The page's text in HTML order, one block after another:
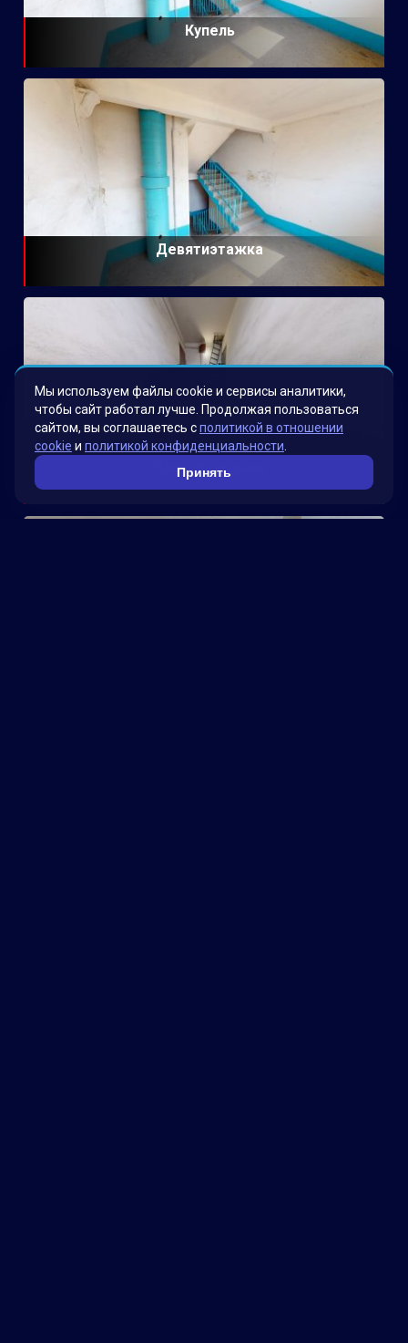
Купель
Девятиэтажка
Электроводная
Мы используем файлы cookie и сервисы аналитики,
чтобы сайт работал лучше. Продолжая пользоваться
сайтом, вы соглашаетесь сполитикой в отношении
cookie и политикой конфиденциальности
Принять